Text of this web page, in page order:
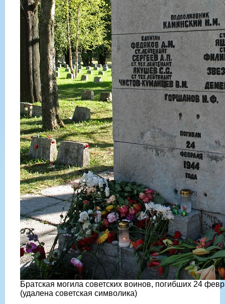
Братская могила советских воинов, погибших 24
(удалена советская символика)